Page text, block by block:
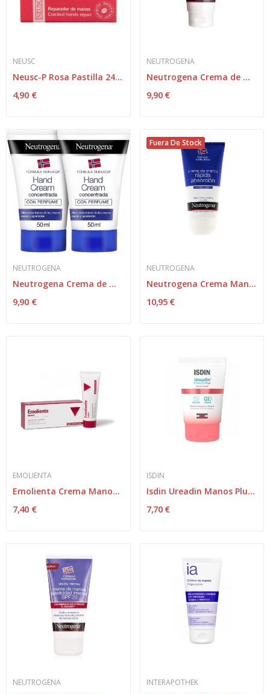
NEUSC
Neusc-P Rosa Pastilla 24 Grs
4,90 €
NEUTROGENA
Neutrogena Crema de Manos Rápida Absorción 2x75ml
9,90 €
NEUTROGENA
Neutrogena Crema de Manos Concentrada Duplo...
9,90 €
Fuera De Stock
NEUTROGENA
Neutrogena Crema Manos Rap Absor 75 ml
10,95 €
EMOLIENTA
Emolienta Crema Manos 50ml
7,40 €
ISDIN
Isdin Ureadin Manos Plus 50ml
7,70 €
NEUTROGENA INTERAPOTHEK